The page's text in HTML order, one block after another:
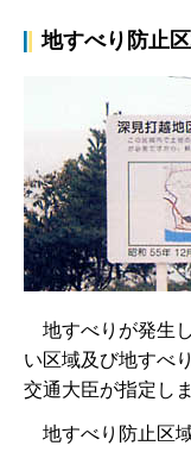
地すべり防止
地すべりが発生
い区域及び地すべ
交通大臣が指定しま
地すべり防止区